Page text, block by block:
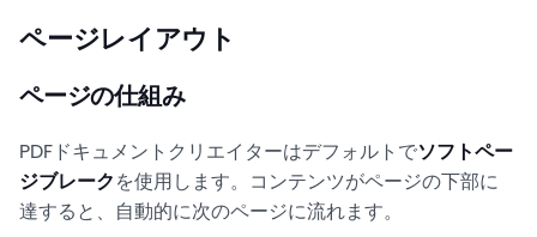
ページレイアウト
ページの仕組み
PDFドキュメントクリエイターはデフォルトでソフトペー
ジブレークを使用します。コンテンツがページの下部に
達すると、自動的に次のページに流れます。